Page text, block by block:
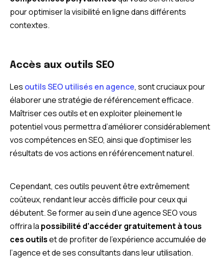
pour optimiser la visibilité en ligne dans différents
contextes.
Accès aux outils SEO
Les outils SEO utilisés en agence, sont cruciaux pour
élaborer une stratégie de référencement efficace.
Maîtriser ces outils et en exploiter pleinement le
potentiel vous permettra d’améliorer considérablement
vos compétences en SEO, ainsi que d’optimiser les
résultats de vos actions en référencement naturel.
Cependant, ces outils peuvent être extrêmement
coûteux, rendant leur accès difficile pour ceux qui
débutent. Se former au sein d’une agence SEO vous
offrira la possibilité d’accéder gratuitement à tous
ces outilset de profiter de l’expérience accumulée de
l’agence et de ses consultants dans leur utilisation.